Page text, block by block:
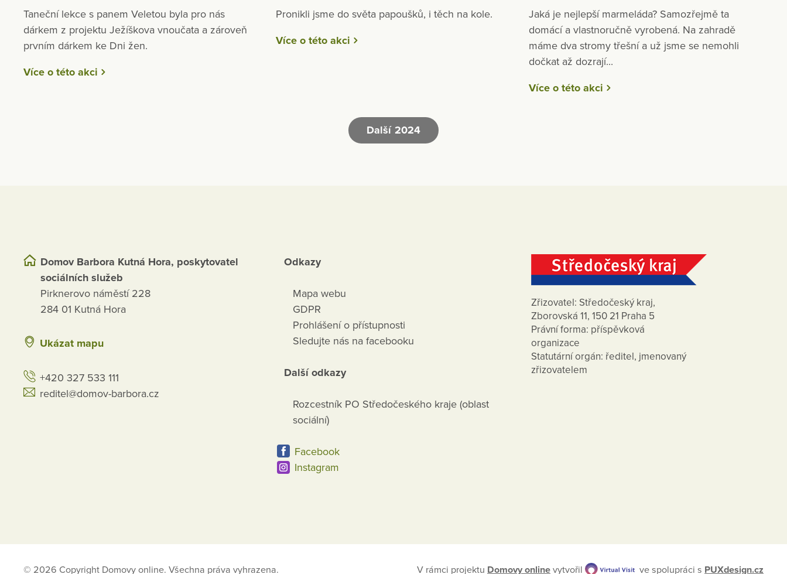
Taneční lekce s panem Veletou byla pro nás
dárkem z projektu Ježíškova vnoučata a zároveň
prvním dárkem ke Dni žen.
Více o této akci
Pronikli jsme do světa papoušků, i těch na kole.
Více o této akci
Jaká je nejlepší marmeláda? Samozřejmě ta
domácí a vlastnoručně vyrobená. Na zahradě
máme dva stromy třešní a už jsme se nemohli
dočkat až dozrají...
Více o této akci
Další 2024
Domov Barbora Kutná Hora, poskytovatel
sociálních služeb
Pirknerovo náměstí 228
284 01 Kutná Hora
Ukázat mapu
+420 327 533 111
reditel@domov-barbora.cz
Odkazy
Mapa webu
GDPR
Prohlášení o přístupnosti
Sledujte nás na facebooku
Další odkazy
Rozcestník PO Středočeského kraje (oblast
sociální)
Facebook
Instagram
Zřizovatel: Středočeský kraj,
Zborovská 11, 150 21 Praha 5
Právní forma: příspěvková
organizace
Statutární orgán: ředitel, jmenovaný
zřizovatelem
© 2026 Copyright Domovy online. Všechna práva vyhrazena. V rámci projektu Domovy online vytvořil ve spolupráci s PUXdesign.cz